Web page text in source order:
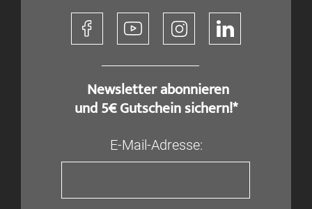
​ Newsletter abonnieren
und 5€ Gutschein sichern!*
E-Mail-Adresse: